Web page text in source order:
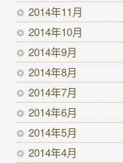
2014年11月
2014年10月
2014年9月
2014年8月
2014年7月
2014年6月
2014年5月
2014年4月